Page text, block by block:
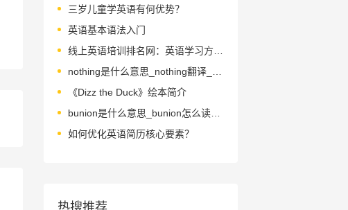
三岁儿童学英语有何优势？
英语基本语法入门
《Dizz the Duck》绘本简介
bunion是什么意思_bunion怎么读_音标ˈbʌnjən
如何优化英语简历核心要素？
热搜推荐